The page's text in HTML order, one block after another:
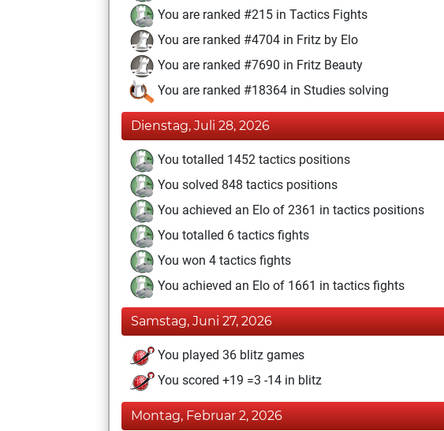
You are ranked #215 in Tactics Fights
You are ranked #4704 in Fritz by Elo
You are ranked #7690 in Fritz Beauty
You are ranked #18364 in Studies solving
Dienstag, Juli 28, 2026
You totalled 1452 tactics positions
You solved 848 tactics positions
You achieved an Elo of 2361 in tactics positions
You totalled 6 tactics fights
You won 4 tactics fights
You achieved an Elo of 1661 in tactics fights
Samstag, Juni 27, 2026
You played 36 blitz games
You scored +19 =3 -14 in blitz
Montag, Februar 2, 2026